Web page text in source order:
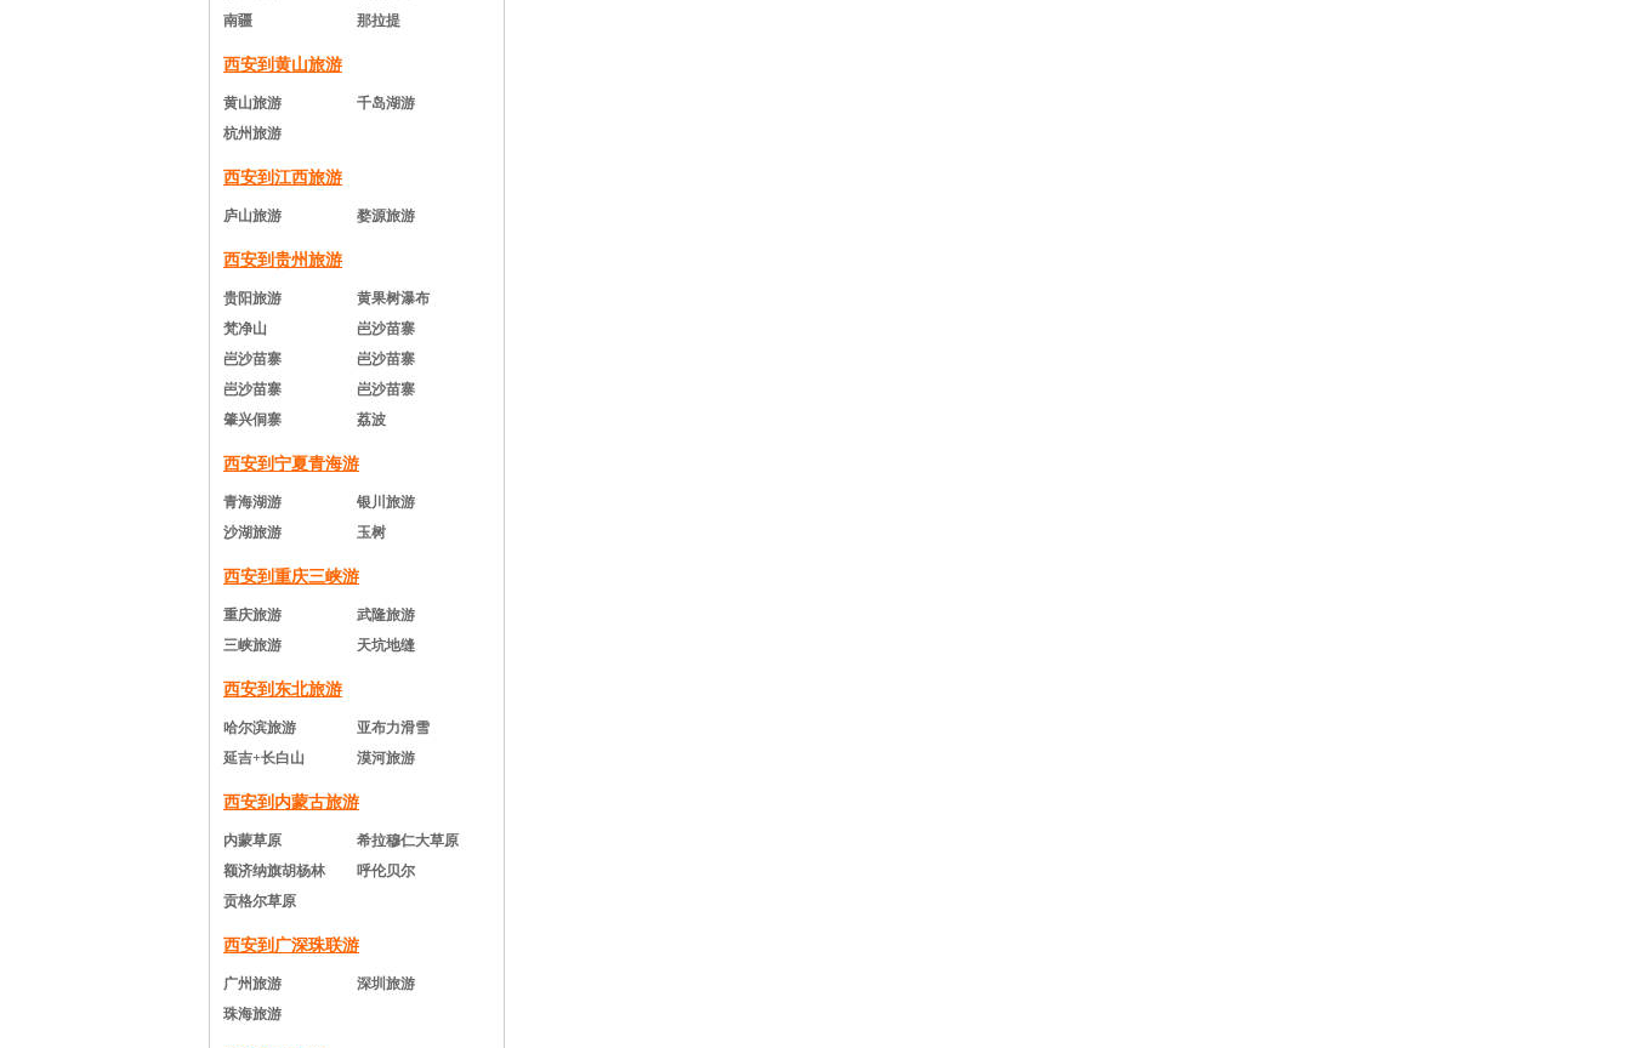
南疆
那拉提
西安到黄山旅游
黄山旅游
千岛湖游
杭州旅游
西安到江西旅游
庐山旅游 婺源旅游
西安到贵州旅游
贵阳旅游
黄果树瀑布
梵净山
岜沙苗寨
岜沙苗寨
岜沙苗寨
岜沙苗寨
岜沙苗寨
肇兴侗寨
荔波
西安到宁夏青海游
青海湖游
银川旅游
沙湖旅游
玉树
西安到重庆三峡游
重庆旅游
武隆旅游
三峡旅游
天坑地缝
西安到东北旅游
哈尔滨旅游
亚布力滑雪
延吉+长白山
漠河旅游
西安到内蒙古旅游
内蒙草原
希拉穆仁大草原
额济纳旗胡杨林
呼伦贝尔
贡格尔草原
西安到广深珠联游
广州旅游
深圳旅游
珠海旅游